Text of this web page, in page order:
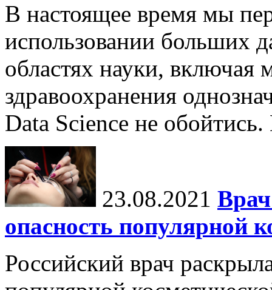
В настоящее время мы
использовании больших
областях науки, включая
здравоохранения
Data Science не
23.08.2021
опасность популярной
Российский врач